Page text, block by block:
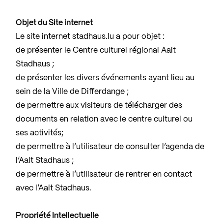
Objet du Site internet
Le site internet stadhaus.lu a pour objet :
de présenter le Centre culturel régional Aalt
Stadhaus ;
de présenter les divers événements ayant lieu au
sein de la Ville de Differdange ;
de permettre aux visiteurs de télécharger des
documents en relation avec le centre culturel ou
ses activités;
de permettre à l’utilisateur de consulter l’agenda de
l’Aalt Stadhaus ;
de permettre à l’utilisateur de rentrer en contact
avec l’Aalt Stadhaus.
Propriété Intellectuelle